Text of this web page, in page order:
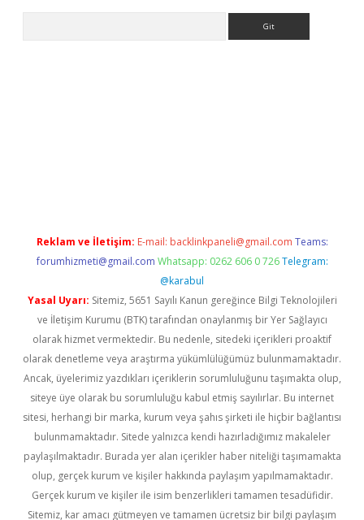
Reklam ve İletişim: E-mail: backlinkpaneli@gmail.com Teams:
forumhizmeti@gmail.com Whatsapp: 0262 606 0 726 Telegram:
@karabul
Yasal Uyarı: Sitemiz, 5651 Sayılı Kanun gereğince Bilgi Teknolojileri
ve İletişim Kurumu (BTK) tarafından onaylanmış bir Yer Sağlayıcı
olarak hizmet vermektedir. Bu nedenle, sitedeki içerikleri proaktif
olarak denetleme veya araştırma yükümlülüğümüz bulunmamaktadır.
Ancak, üyelerimiz yazdıkları içeriklerin sorumluluğunu taşımakta olup,
siteye üye olarak bu sorumluluğu kabul etmiş sayılırlar. Bu internet
sitesi, herhangi bir marka, kurum veya şahıs şirketi ile hiçbir bağlantısı
bulunmamaktadır. Sitede yalnızca kendi hazırladığımız makaleler
paylaşılmaktadır. Burada yer alan içerikler haber niteliği taşımamakta
olup, gerçek kurum ve kişiler hakkında paylaşım yapılmamaktadır.
Gerçek kurum ve kişiler ile isim benzerlikleri tamamen tesadüfidir.
Sitemiz, kar amacı gütmeyen ve tamamen ücretsiz bir bilgi paylaşım